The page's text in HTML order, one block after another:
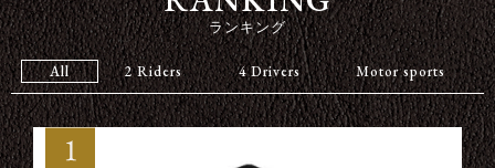
ランキング
All 2 Riders 4 Drivers Motor sports